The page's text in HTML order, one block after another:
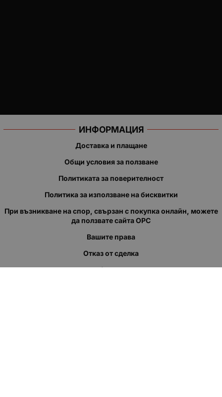
ИНФОРМАЦИЯ
Доставка и плащане
Общи условия за ползване
Политиката за поверителност
Политика за използване на бисквитки
При възникване на спор, свързан с покупка онлайн, можете
да ползвате сайта ОРС
Вашите права
Отказ от сделка
За нас